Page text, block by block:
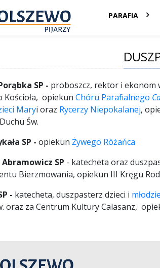
PARAFIA
SP - proboszcz, rektor i ekonom
Kościoła, opiekun Chóru Parafialnego
Maryi oraz Rycerzy Niepokalanej,
Św.
SP - opiekun Żywego Różańca
SP - katecheta oraz
Bierzmowania, opiekun III Kręgu
- katecheta, duszpasterz dzieci i
oraz za Centrum Kultury Calasanz,